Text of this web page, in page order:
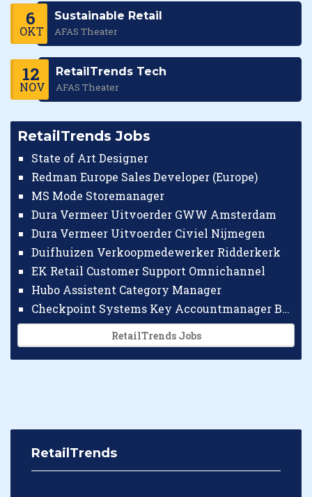
6
OKT
Sustainable Retail
AFAS Theater
12
NOV
RetailTrends Tech
AFAS Theater
RetailTrends Jobs
State of Art Designer
Redman Europe Sales Developer (Europe)
MS Mode Storemanager
Dura Vermeer Uitvoerder GWW Amsterdam
Dura Vermeer Uitvoerder Civiel Nijmegen
Duifhuizen Verkoopmedewerker Ridderkerk
EK Retail Customer Support Omnichannel
Hubo Assistent Category Manager
Checkpoint Systems Key Accountmanager Benelux
RetailTrends Jobs
RetailTrends